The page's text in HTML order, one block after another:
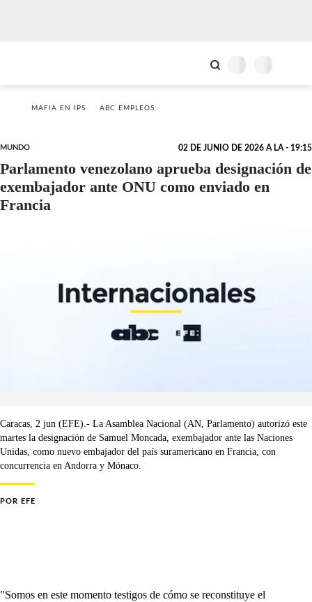
MAFIA EN IPS ABC EMPLEOS
MUNDO 02 DE JUNIO DE 2026 A LA - 19:15
Parlamento venezolano aprueba designación de
exembajador ante ONU como enviado en
Francia
Caracas, 2 jun (EFE).- La Asamblea Nacional (AN, Parlamento) autorizó este
martes la designación de Samuel Moncada, exembajador ante las Naciones
Unidas, como nuevo embajador del país suramericano en Francia, con
concurrencia en Andorra y Mónaco.
POR EFE
"Somos en este momento testigos de cómo se reconstituye el